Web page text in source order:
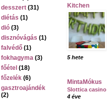
desszert (31)
diétás (1)
dió (3)
disznóvágás (1)
falvédő (1)
fokhagyma (3)
főétel (18)
főzelék (6)
gasztroajándék
(2)
Kitchen
5 hete
MintaMókus
Slottica casino
4 éve